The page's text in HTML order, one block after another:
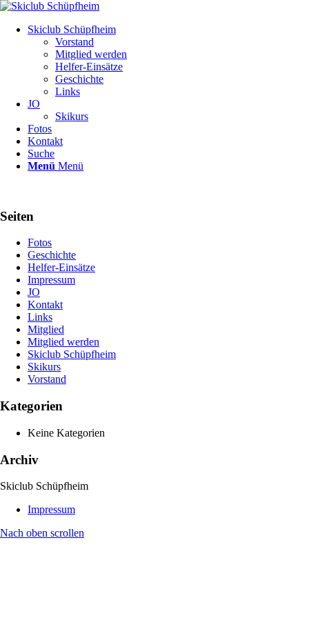
Skiclub Schüpfheim
Vorstand
Mitglied werden
Helfer-Einsätze
Geschichte
Links
JO
Skikurs
Fotos
Kontakt
Suche
Menü Menü
Seiten
Fotos
Geschichte
Helfer-Einsätze
Impressum
JO
Kontakt
Links
Mitglied
Mitglied werden
Skiclub Schüpfheim
Skikurs
Vorstand
Kategorien
Keine Kategorien
Archiv
Skiclub Schüpfheim
Impressum
Nach oben scrollen